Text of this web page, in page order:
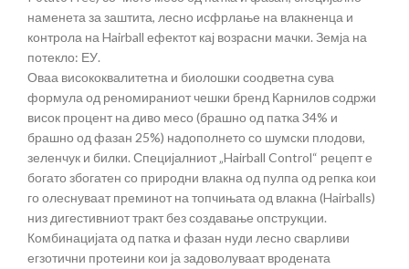
наменета за заштита, лесно исфрлање на влакненца и
контрола на Hairball ефектот кај возрасни мачки. Земја на
потекло: ЕУ.
Оваа висококвалитетна и биолошки соодветна сува
формула од реномираниот чешки бренд Карнилов содржи
висок процент на диво месо (брашно од патка 34% и
брашно од фазан 25%) надополнето со шумски плодови,
зеленчук и билки. Специјалниот „Hairball Control“ рецепт е
богато збогатен со природни влакна од пулпа од репка кои
го олеснуваат преминот на топчињата од влакна (Hairballs)
низ дигестивниот тракт без создавање опструкции.
Комбинацијата од патка и фазан нуди лесно сварливи
егзотични протеини кои ја задоволуваат вродената